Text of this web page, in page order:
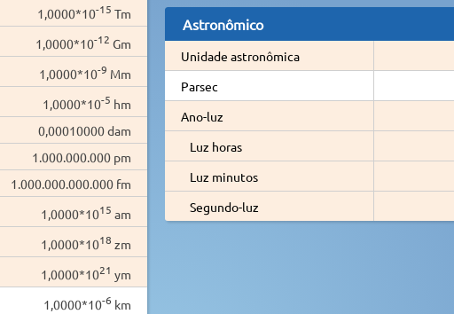
1,0000*10-15 Tm
1,0000*10-12 Gm
1,0000*10-9 Mm
1,0000*10-5 hm
0,00010000 dam
1.000.000.000 pm
1.000.000.000.000 fm
1,0000*1015 am
1,0000*1018 zm
1,0000*1021 ym
1,0000*10-6 km
Astronômico
Unidade astronômica
Parsec
Ano-luz
Luz horas
Luz minutos
Segundo-luz